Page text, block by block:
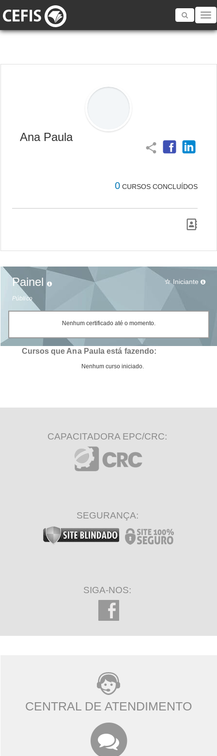
Toggle
Ana Paula
share
0 CURSOS CONCLUÍDOS
Painel
Público
star_border Iniciante
Nenhum certificado até o momento.
Cursos que Ana Paula está fazendo:
Nenhum curso iniciado.
CAPACITADORA EPC/CRC:
SEGURANÇA:
SIGA-NOS:
CENTRAL DE ATENDIMENTO